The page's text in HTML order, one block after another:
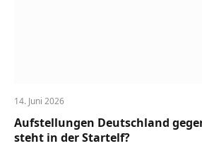
14. Juni 2026
Aufstellungen Deutschland
steht in der Startelf?